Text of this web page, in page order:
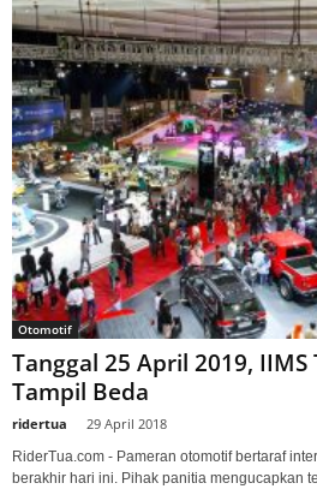
Otomotif
Tanggal 25 April 2019,
Tampil Beda
ridertua 29 April 2018
RiderTua.com - Pameran otomotif bertaraf
berakhir hari ini. Pihak panitia mengucapkan